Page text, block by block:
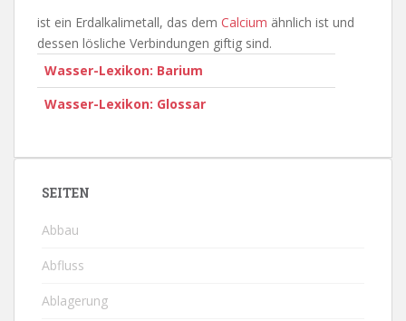
ist ein Erdalkalimetall, das dem Calcium ähnlich ist und
dessen lösliche Verbindungen giftig sind.
Wasser-Lexikon: Barium
Wasser-Lexikon: Glossar
SEITEN
Abbau
Abfluss
Ablagerung